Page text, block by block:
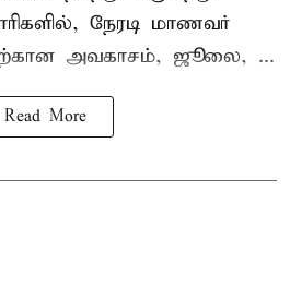
நேரடி மாணவர்
அவகாசம், ஜூலை, ...
Read More